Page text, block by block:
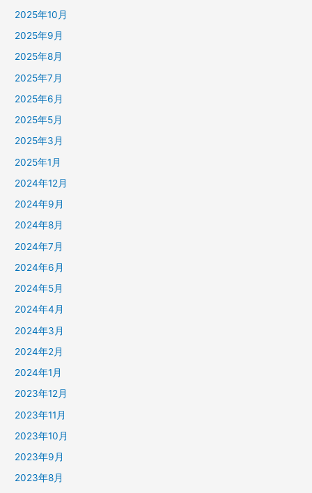
2025年10月
2025年9月
2025年8月
2025年7月
2025年6月
2025年5月
2025年3月
2025年1月
2024年12月
2024年9月
2024年8月
2024年7月
2024年6月
2024年5月
2024年4月
2024年3月
2024年2月
2024年1月
2023年12月
2023年11月
2023年10月
2023年9月
2023年8月